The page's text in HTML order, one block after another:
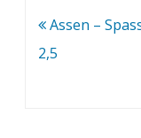
Bericht
navigatie
Assen –
2,5